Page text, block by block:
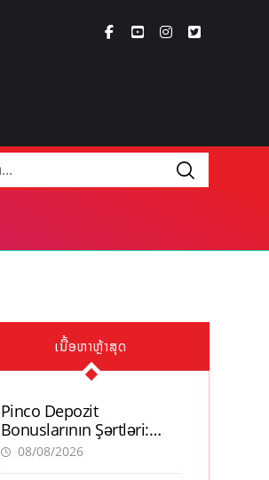
ເນື້ອຫາຫຼ້າສຸດ
Pinco Depozit
Bonuslarının Şərtləri:
Təcrübəli İstifadəçilərdən
08/08/2026